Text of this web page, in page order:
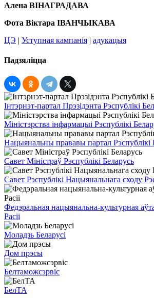
Алена ВІНАГРАДАВА
Фота Віктара ІВАНЧЫКАВА
ЦЭ | Уступная кампанія | адукацыя
Падзяліцца
Інтэрнэт-партал Прэзідэнта Рэспублікі
Міністэрства інфармацыі Рэспублікі
Нацыянальны прававы партал Рэспублікі
Савет Міністраў Рэспублікі Беларусь
Савет Рэспублікі Нацыянальнага сходу
Федэральная нацыянальна-культурная
Расіі
Моладзь Беларусі
Дом прэсы
Белтаможсэрвіс
БелТА